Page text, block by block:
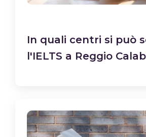
In quali centri si può
l'IELTS a Reggio